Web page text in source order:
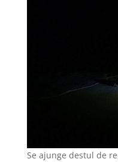
Se ajunge destul de